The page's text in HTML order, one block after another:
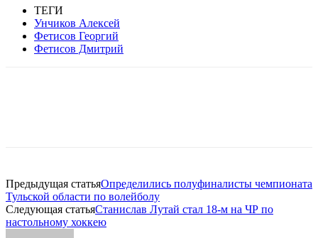
ТЕГИ
Унчиков Алексей
Фетисов Георгий
Фетисов Дмитрий
Предыдущая статьяОпределились полуфиналисты чемпионата
Тульской области по волейболу
Следующая статьяСтанислав Лутай стал 18-м на ЧР по
настольному хоккею